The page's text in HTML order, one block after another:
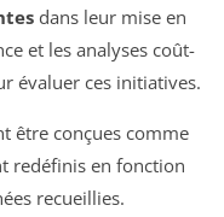
dans leur mise en
et les analyses coût-
évaluer ces initiatives.
être conçues comme
redéfinis en fonction
recueillies.